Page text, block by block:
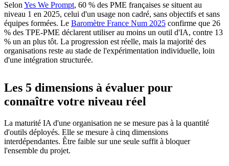
Selon Yes We Prompt, 60 % des PME françaises se situent au
niveau 1 en 2025, celui d'un usage non cadré, sans objectifs et sans
équipes formées. Le Baromètre France Num 2025 confirme que 26
% des TPE-PME déclarent utiliser au moins un outil d'IA, contre 13
% un an plus tôt. La progression est réelle, mais la majorité des
organisations reste au stade de l'expérimentation individuelle, loin
d'une intégration structurée.
Les 5 dimensions à évaluer pour
connaître votre niveau réel
La maturité IA d'une organisation ne se mesure pas à la quantité
d'outils déployés. Elle se mesure à cinq dimensions
interdépendantes. Être faible sur une seule suffit à bloquer
l'ensemble du projet.